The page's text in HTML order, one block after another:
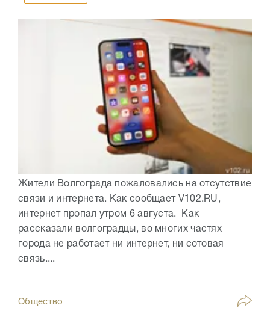
Жители Волгограда пожаловались на отсутствие
связи и интернета. Как сообщает V102.RU,
интернет пропал утром 6 августа. Как
рассказали волгоградцы, во многих частях
города не работает ни интернет, ни сотовая
связь....
Общество